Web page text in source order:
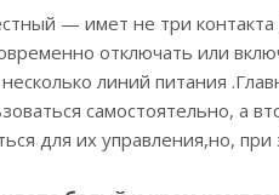
— имет не три
отключать или
линий питания
самостоятельно, а
для их управления,но,